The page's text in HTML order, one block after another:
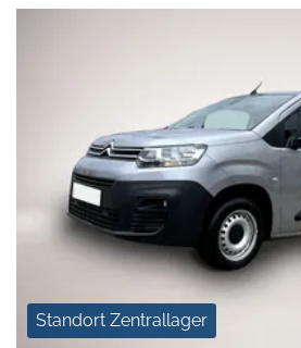
Standort Zentrallager